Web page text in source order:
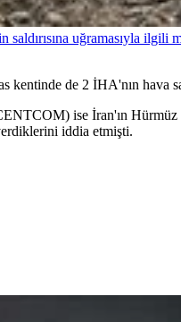
saldırısına uğramasıyla
kentinde de 2 İHA'nın hava
ise İran'ın Hürmüz
iddia etmişti.